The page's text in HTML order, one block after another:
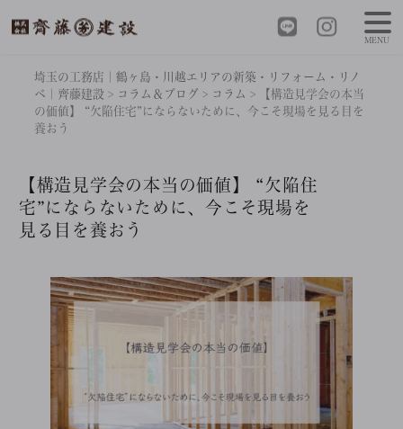
埼玉の工務店｜鶴ヶ島・川越エリアの新築・リフォーム・リノ
ベ｜齊藤建設 > コラム＆ブログ > コラム >
【構造見学会の本当
の価値】 “欠陥住宅”にならないために、今こそ現場を見る目を
養おう
【構造見学会の本当の価値】 “欠陥住
宅”にならないために、今こそ現場を
見る目を養おう
MENU